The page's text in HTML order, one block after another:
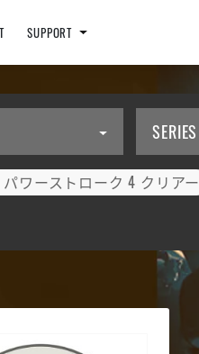
SUPPORT
SERIES
パワーストローク 4 クリアー